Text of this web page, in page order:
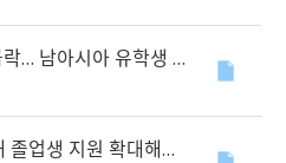
아시아 유학생 직격탄
야”… 비자·정착 제도 개선 촉구